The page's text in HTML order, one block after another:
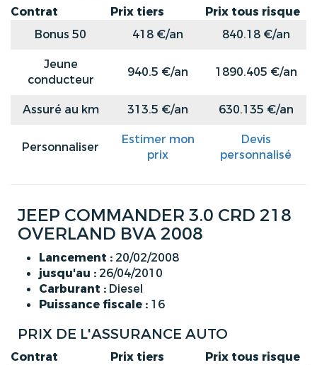
Contrat Prix tiers
Prix tous risque
Bonus 50
418 €/an
840.18 €/an
Jeune
conducteur
940.5 €/an 1890.405 €/an
Assuré au km 313.5 €/an 630.135 €/an
Personnaliser
Estimer mon
prix
Devis
personnalisé
JEEP COMMANDER 3.0 CRD 218
OVERLAND BVA 2008
Lancement : 20/02/2008
jusqu'au : 26/04/2010
Carburant : Diesel
Puissance fiscale : 16
PRIX DE L'ASSURANCE AUTO
Contrat Prix tiers
Prix tous risque